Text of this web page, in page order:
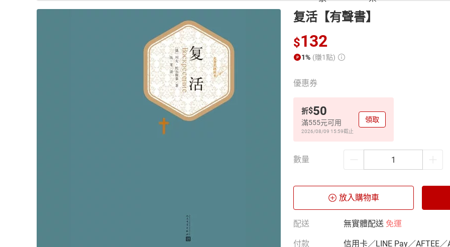
复活【有聲書】
$132
1% (賺1點)
優惠券
折$50
滿555元可用
2026/08/09 15:59截止
領取
數量
放入購物車
配送 無實體配送 免運
付款 信用卡／LINE Pay／AFTEE／